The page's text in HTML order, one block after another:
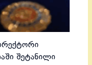
შეტანილი